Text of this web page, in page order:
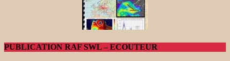
PUBLICATION RAF SWL – ECOUTEUR